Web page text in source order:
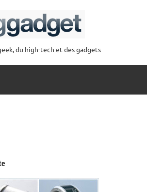
du high-tech et des gadgets